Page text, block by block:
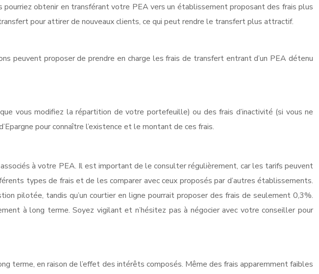
pourriez obtenir en transférant votre PEA vers un établissement proposant des frais plus
pour attirer de nouveaux clients, ce qui peut rendre le transfert plus attractif.
peuvent proposer de prendre en charge les frais de transfert entrant d’un PEA détenu
vous modifiez la répartition de votre portefeuille) ou des frais d’inactivité (si vous ne
pour connaître l’existence et le montant de ces frais.
à votre PEA. Il est important de le consulter régulièrement, car les tarifs peuvent
types de frais et de les comparer avec ceux proposés par d’autres établissements.
pilotée, tandis qu’un courtier en ligne pourrait proposer des frais de seulement 0,3%.
à long terme. Soyez vigilant et n’hésitez pas à négocier avec votre conseiller pour
terme, en raison de l’effet des intérêts composés. Même des frais apparemment faibles